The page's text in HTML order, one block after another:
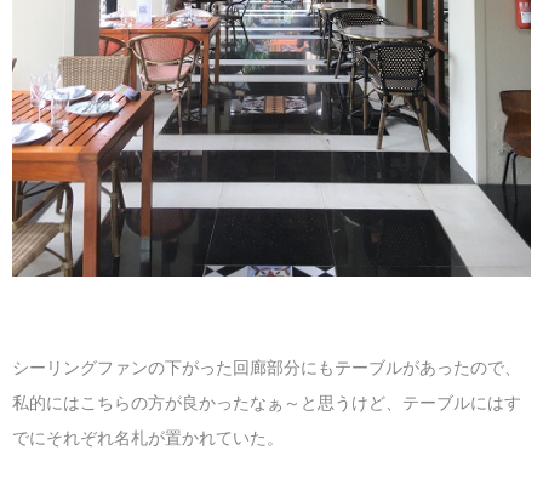
シーリングファンの下がった回廊部分にもテーブルがあったので、
私的にはこちらの方が良かったなぁ～と思うけど、テーブルにはす
でにそれぞれ名札が置かれていた。